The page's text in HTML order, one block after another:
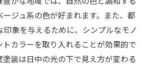
ジュ系の色が好まれます。また、都
印象を与えるために、シンプルなモノ
トカラーを取り入れることが効果的で
塗装は日中の光の下で見え方が変わる